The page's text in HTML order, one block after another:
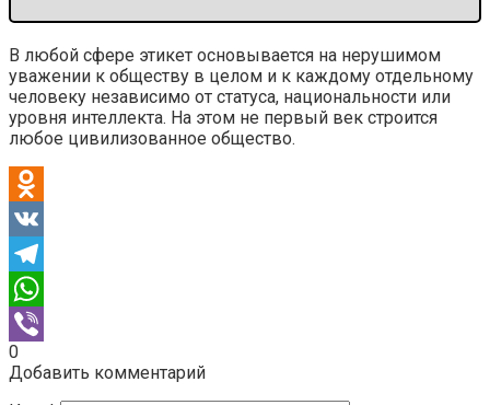
В любой сфере этикет основывается на нерушимом
уважении к обществу в целом и к каждому отдельному
человеку независимо от статуса, национальности или
уровня интеллекта. На этом не первый век строится
любое цивилизованное общество.
Odnoklassniki
VK
Telegram
WhatsApp
Viber
0
Добавить комментарий